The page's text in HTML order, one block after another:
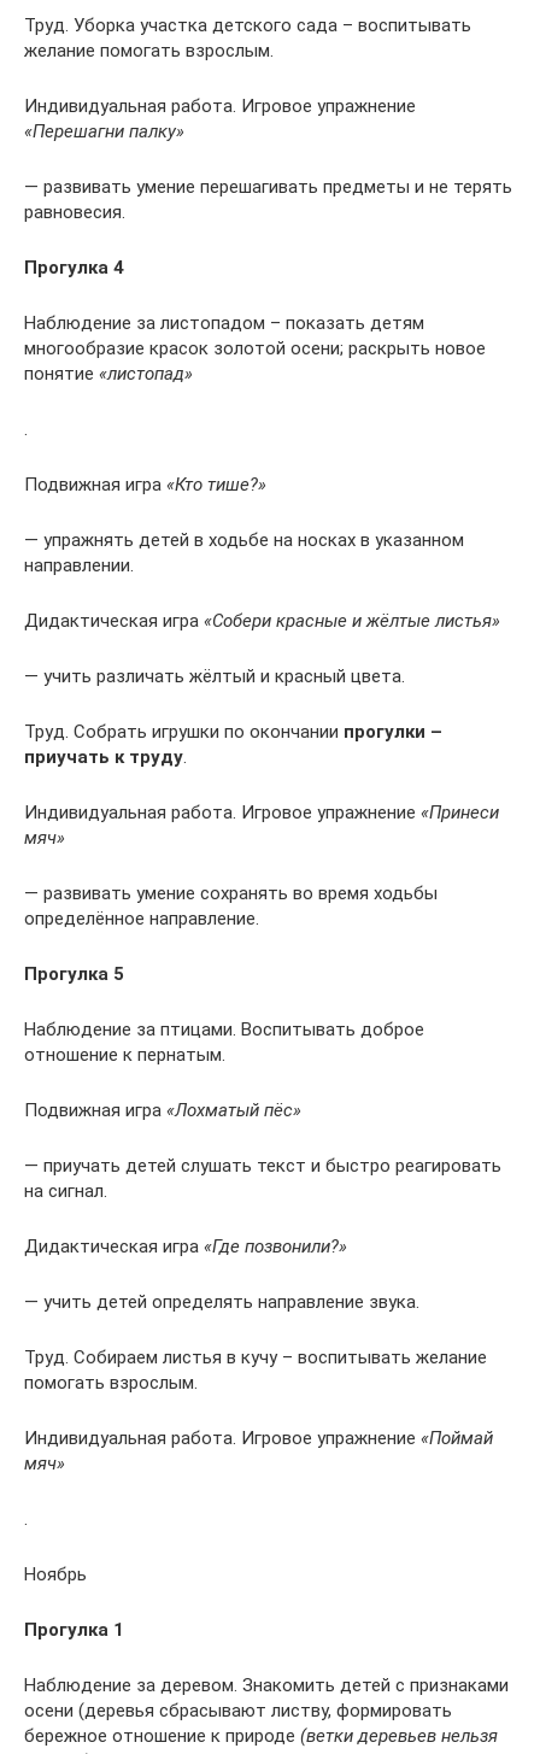
Труд. Уборка участка детского сада – воспитывать
желание помогать взрослым.
Индивидуальная работа. Игровое упражнение
«Перешагни палку»
— развивать умение перешагивать предметы и не терять
равновесия.
Прогулка 4
Наблюдение за листопадом – показать детям
многообразие красок золотой осени; раскрыть новое
понятие «листопад»
.
Подвижная игра «Кто тише?»
— упражнять детей в ходьбе на носках в указанном
направлении.
Дидактическая игра «Собери красные и жёлтые листья»
— учить различать жёлтый и красный цвета.
Труд. Собрать игрушки по окончании прогулки –
приучать к труду.
Индивидуальная работа. Игровое упражнение «Принеси
мяч»
— развивать умение сохранять во время ходьбы
определённое направление.
Прогулка 5
Наблюдение за птицами. Воспитывать доброе
отношение к пернатым.
Подвижная игра «Лохматый пёс»
— приучать детей слушать текст и быстро реагировать
на сигнал.
Дидактическая игра «Где позвонили?»
— учить детей определять направление звука.
Труд. Собираем листья в кучу – воспитывать желание
помогать взрослым.
Индивидуальная работа. Игровое упражнение «Поймай
мяч»
.
Ноябрь
Прогулка 1
Наблюдение за деревом. Знакомить детей с признаками
осени (деревья сбрасывают листву, формировать
бережное отношение к природе (ветки деревьев нельзя